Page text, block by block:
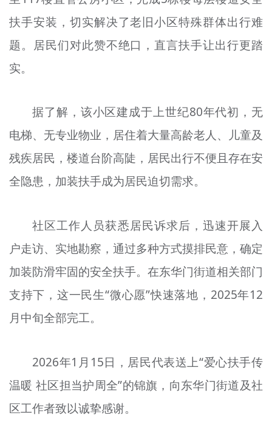
扶手安装，切实解决了老旧小区特殊群体出行难
题。居民们对此赞不绝口，直言扶手让出行更踏
实。
据了解，该小区建成于上世纪80年代初，无
电梯、无专业物业，居住着大量高龄老人、儿童及
残疾居民，楼道台阶高陡，居民出行不便且存在安
全隐患，加装扶手成为居民迫切需求。
社区工作人员获悉居民诉求后，迅速开展入
户走访、实地勘察，通过多种方式摸排民意，确定
加装防滑牢固的安全扶手。在东华门街道相关部门
支持下，这一民生“微心愿”快速落地，2025年12
月中旬全部完工。
2026年1月15日，居民代表送上“爱心扶手传
温暖 社区担当护周全”的锦旗，向东华门街道及社
区工作者致以诚挚感谢。